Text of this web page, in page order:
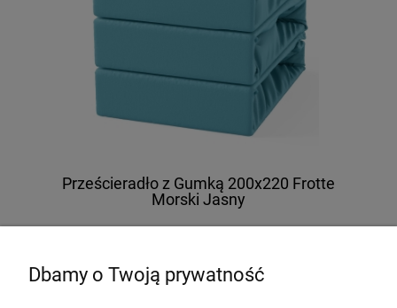
Prześcieradło z Gumką 200x220 Frotte
Morski Jasny
74,00 zł
Dbamy o Twoją prywatność